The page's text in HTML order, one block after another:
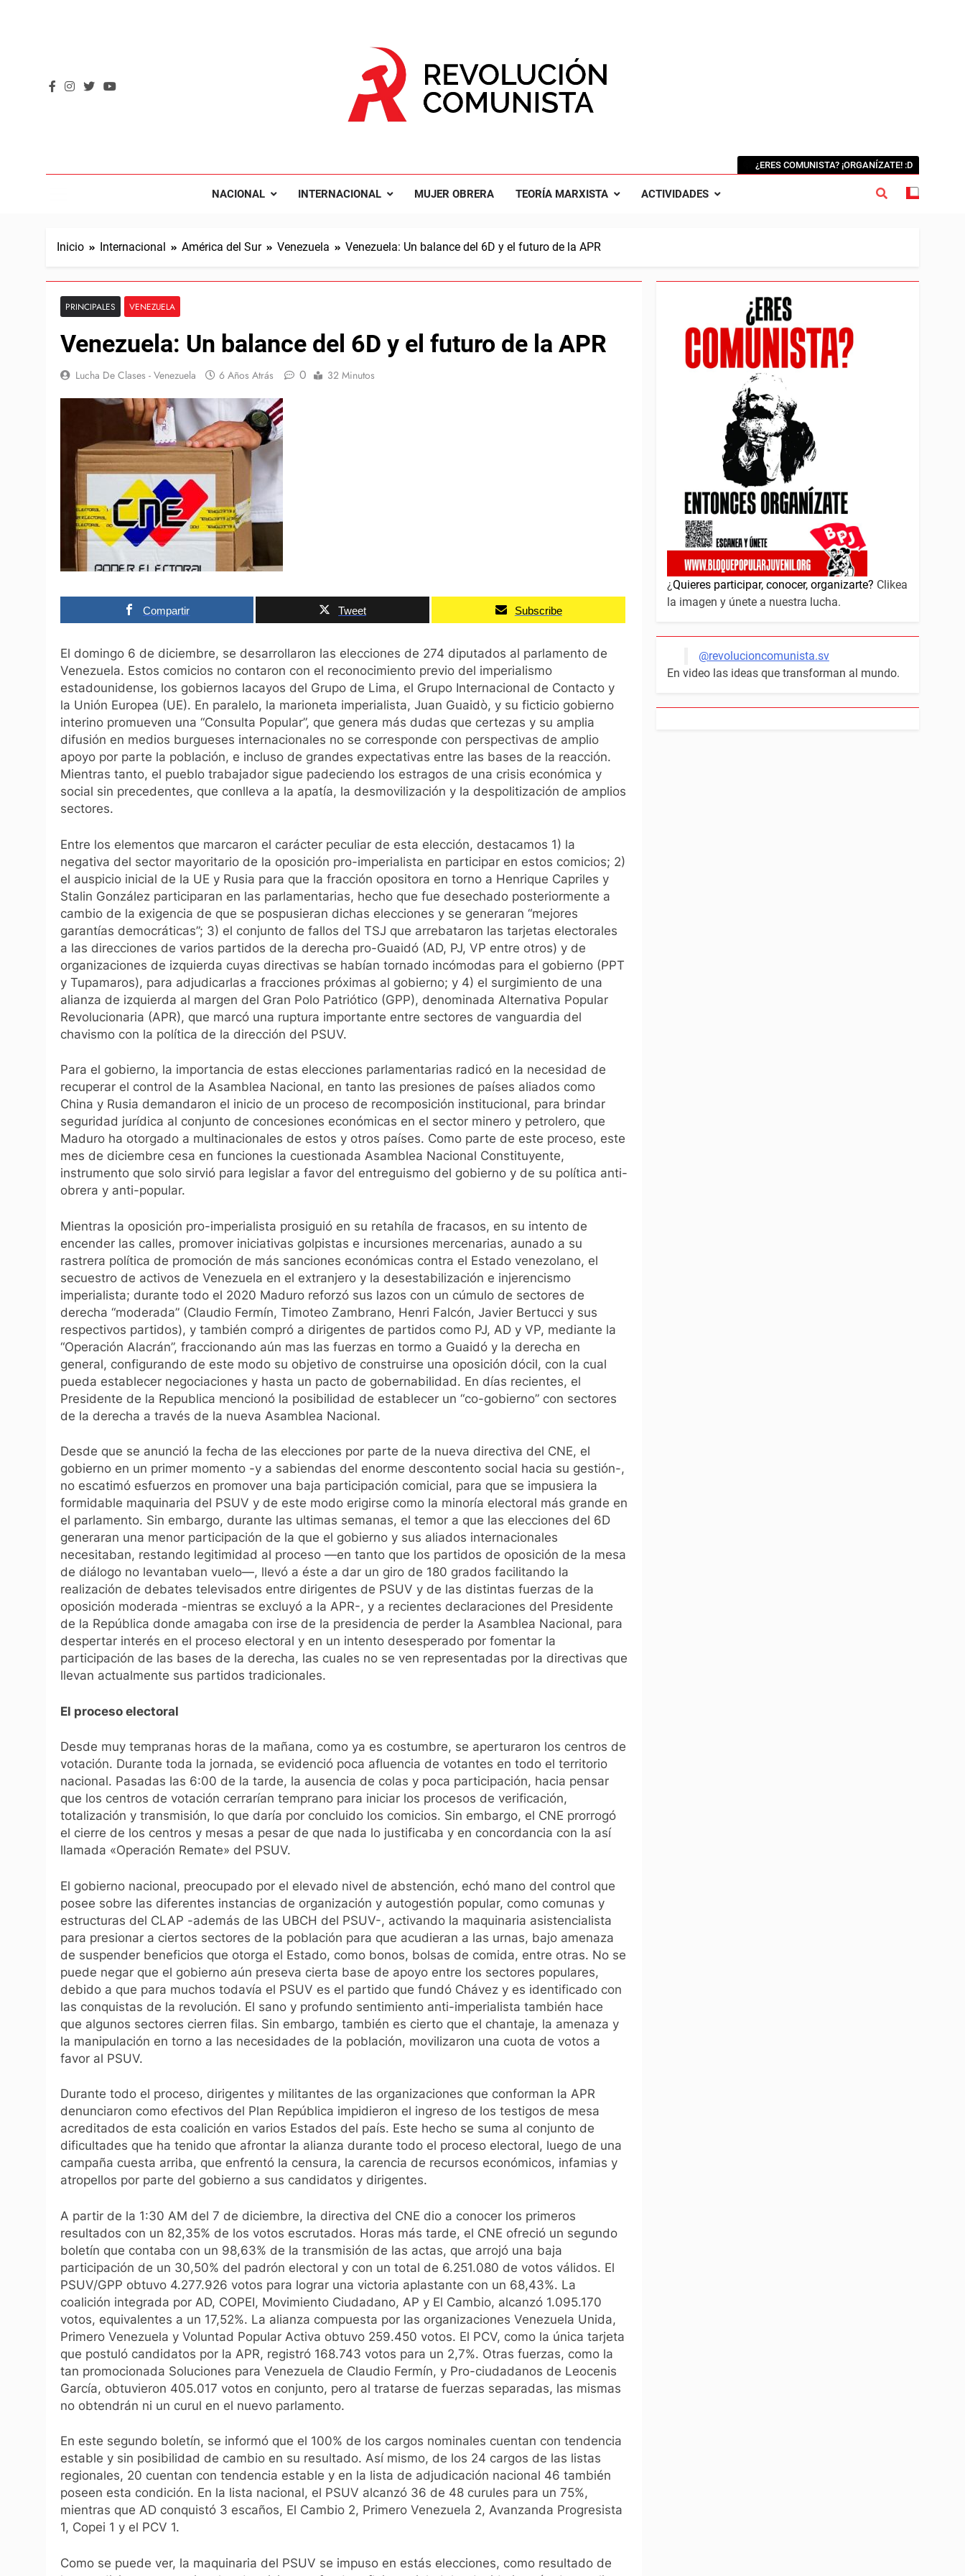
NACIONAL INTERNACIONAL MUJER OBRERA TEORÍA MARXISTA ACTIVIDADES
¿ERES COMUNISTA? ¡ORGANÍZATE! :D
Inicio Internacional América del Sur Venezuela Venezuela: Un balance del 6D y el futuro de la APR
PRINCIPALES VENEZUELA
Venezuela: Un balance del 6D y el futuro de la APR
Lucha De Clases - Venezuela 6 Años Atrás 0 32 Minutos
Compartir Tweet Subscribe
El domingo 6 de diciembre, se desarrollaron las elecciones de 274 diputados al parlamento de
Venezuela. Estos comicios no contaron con el reconocimiento previo del imperialismo
estadounidense, los gobiernos lacayos del Grupo de Lima, el Grupo Internacional de Contacto y
la Unión Europea (UE). En paralelo, la marioneta imperialista, Juan Guaidò, y su ficticio gobierno
interino promueven una “Consulta Popular”, que genera más dudas que certezas y su amplia
difusión en medios burgueses internacionales no se corresponde con perspectivas de amplio
apoyo por parte la población, e incluso de grandes expectativas entre las bases de la reacción.
Mientras tanto, el pueblo trabajador sigue padeciendo los estragos de una crisis económica y
social sin precedentes, que conlleva a la apatía, la desmovilización y la despolitización de amplios
sectores.
Entre los elementos que marcaron el carácter peculiar de esta elección, destacamos 1) la
negativa del sector mayoritario de la oposición pro-imperialista en participar en estos comicios; 2)
el auspicio inicial de la UE y Rusia para que la fracción opositora en torno a Henrique Capriles y
Stalin González participaran en las parlamentarias, hecho que fue desechado posteriormente a
cambio de la exigencia de que se pospusieran dichas elecciones y se generaran “mejores
garantías democráticas”; 3) el conjunto de fallos del TSJ que arrebataron las tarjetas electorales
a las direcciones de varios partidos de la derecha pro-Guaidó (AD, PJ, VP entre otros) y de
organizaciones de izquierda cuyas directivas se habían tornado incómodas para el gobierno (PPT
y Tupamaros), para adjudicarlas a fracciones próximas al gobierno; y 4) el surgimiento de una
alianza de izquierda al margen del Gran Polo Patriótico (GPP), denominada Alternativa Popular
Revolucionaria (APR), que marcó una ruptura importante entre sectores de vanguardia del
chavismo con la política de la dirección del PSUV.
Para el gobierno, la importancia de estas elecciones parlamentarias radicó en la necesidad de
recuperar el control de la Asamblea Nacional, en tanto las presiones de países aliados como
China y Rusia demandaron el inicio de un proceso de recomposición institucional, para brindar
seguridad jurídica al conjunto de concesiones económicas en el sector minero y petrolero, que
Maduro ha otorgado a multinacionales de estos y otros países. Como parte de este proceso, este
mes de diciembre cesa en funciones la cuestionada Asamblea Nacional Constituyente,
instrumento que solo sirvió para legislar a favor del entreguismo del gobierno y de su política anti-
obrera y anti-popular.
Mientras la oposición pro-imperialista prosiguió en su retahíla de fracasos, en su intento de
encender las calles, promover iniciativas golpistas e incursiones mercenarias, aunado a su
rastrera política de promoción de más sanciones económicas contra el Estado venezolano, el
secuestro de activos de Venezuela en el extranjero y la desestabilización e injerencismo
imperialista; durante todo el 2020 Maduro reforzó sus lazos con un cúmulo de sectores de
derecha “moderada” (Claudio Fermín, Timoteo Zambrano, Henri Falcón, Javier Bertucci y sus
respectivos partidos), y también compró a dirigentes de partidos como PJ, AD y VP, mediante la
“Operación Alacrán”, fraccionando aún mas las fuerzas en tormo a Guaidó y la derecha en
general, configurando de este modo su objetivo de construirse una oposición dócil, con la cual
pueda establecer negociaciones y hasta un pacto de gobernabilidad. En días recientes, el
Presidente de la Republica mencionó la posibilidad de establecer un “co-gobierno” con sectores
de la derecha a través de la nueva Asamblea Nacional.
Desde que se anunció la fecha de las elecciones por parte de la nueva directiva del CNE, el
gobierno en un primer momento -y a sabiendas del enorme descontento social hacia su gestión-,
no escatimó esfuerzos en promover una baja participación comicial, para que se impusiera la
formidable maquinaria del PSUV y de este modo erigirse como la minoría electoral más grande en
el parlamento. Sin embargo, durante las ultimas semanas, el temor a que las elecciones del 6D
generaran una menor participación de la que el gobierno y sus aliados internacionales
necesitaban, restando legitimidad al proceso —en tanto que los partidos de oposición de la mesa
de diálogo no levantaban vuelo—, llevó a éste a dar un giro de 180 grados facilitando la
realización de debates televisados entre dirigentes de PSUV y de las distintas fuerzas de la
oposición moderada -mientras se excluyó a la APR-, y a recientes declaraciones del Presidente
de la República donde amagaba con irse de la presidencia de perder la Asamblea Nacional, para
despertar interés en el proceso electoral y en un intento desesperado por fomentar la
participación de las bases de la derecha, las cuales no se ven representadas por la directivas que
llevan actualmente sus partidos tradicionales.
El proceso electoral
Desde muy tempranas horas de la mañana, como ya es costumbre, se aperturaron los centros de
votación. Durante toda la jornada, se evidenció poca afluencia de votantes en todo el territorio
nacional. Pasadas las 6:00 de la tarde, la ausencia de colas y poca participación, hacia pensar
que los centros de votación cerrarían temprano para iniciar los procesos de verificación,
totalización y transmisión, lo que daría por concluido los comicios. Sin embargo, el CNE prorrogó
el cierre de los centros y mesas a pesar de que nada lo justificaba y en concordancia con la así
llamada «Operación Remate» del PSUV.
El gobierno nacional, preocupado por el elevado nivel de abstención, echó mano del control que
posee sobre las diferentes instancias de organización y autogestión popular, como comunas y
estructuras del CLAP -además de las UBCH del PSUV-, activando la maquinaria asistencialista
para presionar a ciertos sectores de la población para que acudieran a las urnas, bajo amenaza
de suspender beneficios que otorga el Estado, como bonos, bolsas de comida, entre otras. No se
puede negar que el gobierno aún preseva cierta base de apoyo entre los sectores populares,
debido a que para muchos todavía el PSUV es el partido que fundó Chávez y es identificado con
las conquistas de la revolución. El sano y profundo sentimiento anti-imperialista también hace
que algunos sectores cierren filas. Sin embargo, también es cierto que el chantaje, la amenaza y
la manipulación en torno a las necesidades de la población, movilizaron una cuota de votos a
favor al PSUV.
Durante todo el proceso, dirigentes y militantes de las organizaciones que conforman la APR
denunciaron como efectivos del Plan República impidieron el ingreso de los testigos de mesa
acreditados de esta coalición en varios Estados del país. Este hecho se suma al conjunto de
dificultades que ha tenido que afrontar la alianza durante todo el proceso electoral, luego de una
campaña cuesta arriba, que enfrentó la censura, la carencia de recursos económicos, infamias y
atropellos por parte del gobierno a sus candidatos y dirigentes.
A partir de la 1:30 AM del 7 de diciembre, la directiva del CNE dio a conocer los primeros
resultados con un 82,35% de los votos escrutados. Horas más tarde, el CNE ofreció un segundo
boletín que contaba con un 98,63% de la transmisión de las actas, que arrojó una baja
participación de un 30,50% del padrón electoral y con un total de 6.251.080 de votos válidos. El
PSUV/GPP obtuvo 4.277.926 votos para lograr una victoria aplastante con un 68,43%. La
coalición integrada por AD, COPEI, Movimiento Ciudadano, AP y El Cambio, alcanzó 1.095.170
votos, equivalentes a un 17,52%. La alianza compuesta por las organizaciones Venezuela Unida,
Primero Venezuela y Voluntad Popular Activa obtuvo 259.450 votos. El PCV, como la única tarjeta
que postuló candidatos por la APR, registró 168.743 votos para un 2,7%. Otras fuerzas, como la
tan promocionada Soluciones para Venezuela de Claudio Fermín, y Pro-ciudadanos de Leocenis
García, obtuvieron 405.017 votos en conjunto, pero al tratarse de fuerzas separadas, las mismas
no obtendrán ni un curul en el nuevo parlamento.
En este segundo boletín, se informó que el 100% de los cargos nominales cuentan con tendencia
estable y sin posibilidad de cambio en su resultado. Así mismo, de los 24 cargos de las listas
regionales, 20 cuentan con tendencia estable y en la lista de adjudicación nacional 46 también
poseen esta condición. En la lista nacional, el PSUV alcanzó 36 de 48 curules para un 75%,
mientras que AD conquistó 3 escaños, El Cambio 2, Primero Venezuela 2, Avanzanda Progresista
1, Copei 1 y el PCV 1.
Como se puede ver, la maquinaria del PSUV se impuso en estás elecciones, como resultado de
¿Quieres participar, conocer, organizarte? Clikea
la imagen y únete a nuestra lucha.
@revolucioncomunista.sv
En video las ideas que transforman al mundo.